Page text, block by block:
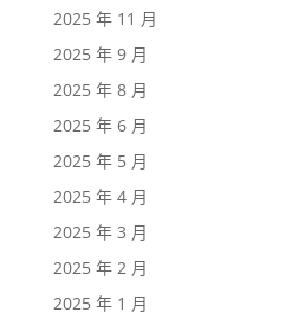
2025 年 11 月
2025 年 9 月
2025 年 8 月
2025 年 6 月
2025 年 5 月
2025 年 4 月
2025 年 3 月
2025 年 2 月
2025 年 1 月